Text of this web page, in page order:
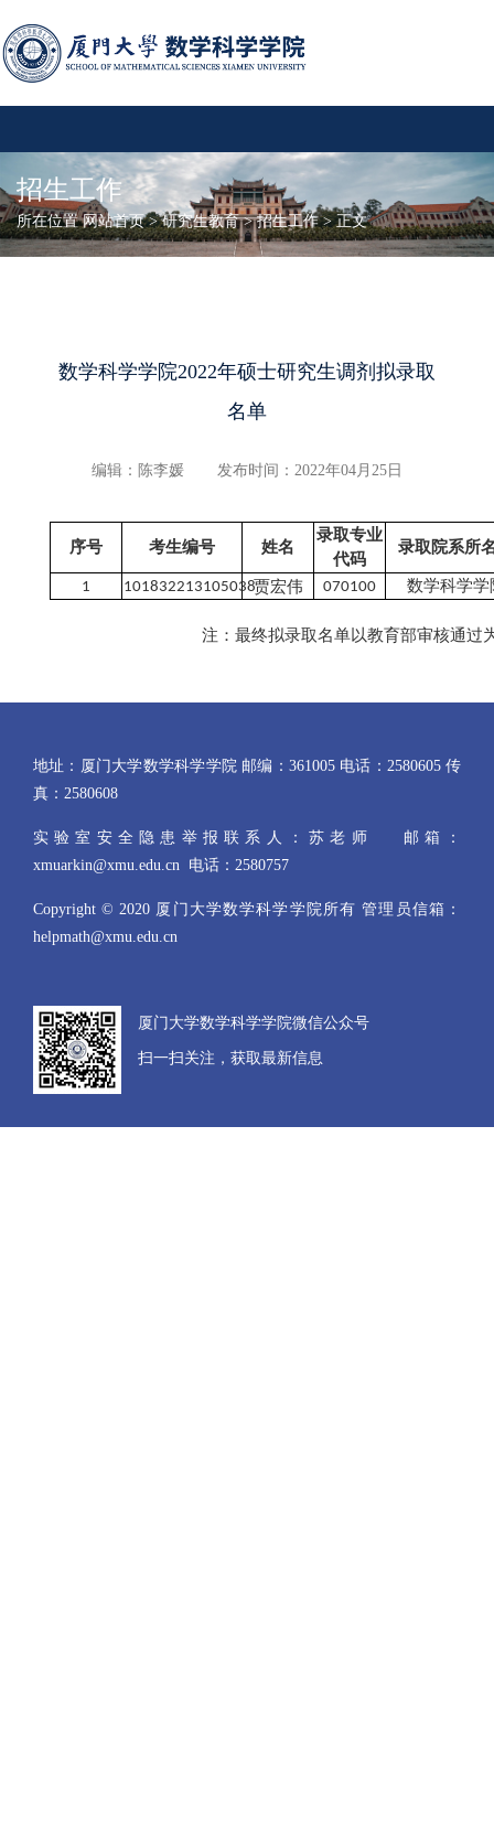
招生工作
所在位置网站首页>研究生教育>招生工作> 正文
数学科学学院2022年硕士研究生调剂拟录取
名单
编辑：陈李媛 发布时间：2022年04月25日
序号 考生编号 姓名
录取专业
代码
录取院系所
1 101832213105038贾宏伟 070100 数学科学学
注：最终拟录取名单以教育部审核通过
地址：厦门大学数学科学学院 邮编：361005 电话：2580605 传
真：2580608
实验室安全隐患举报联系人：苏老师 邮箱：
xmuarkin@xmu.edu.cn 电话：2580757
Copyright © 2020 厦门大学数学科学学院所有 管理员信箱：
helpmath@xmu.edu.cn
厦门大学数学科学学院微信公众号
扫一扫关注，获取最新信息